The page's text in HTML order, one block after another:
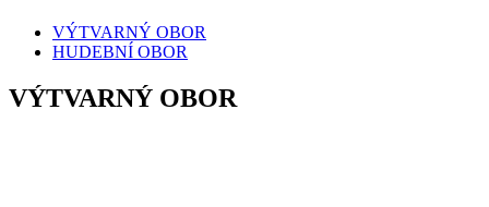
VÝTVARNÝ OBOR
HUDEBNÍ OBOR
VÝTVARNÝ OBOR